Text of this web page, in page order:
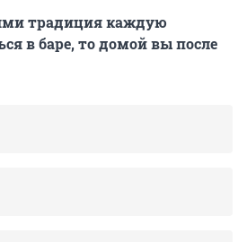
традиция каждую
в баре, то домой вы после